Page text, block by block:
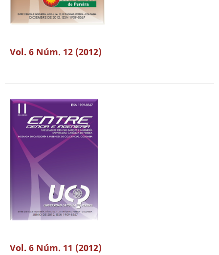
Vol. 6 Núm. 12 (2012)
Vol. 6 Núm. 11 (2012)